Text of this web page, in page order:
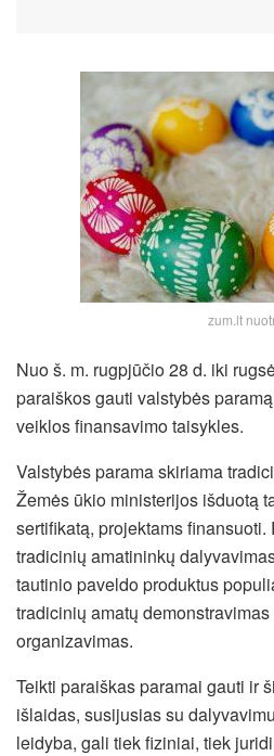
zum.lt
Nuo š. m. rugpjūčio 28 d. iki
paraiškos gauti valstybės
veiklos finansavimo taisykles.
Valstybės parama skiriama
Žemės ūkio ministerijos išduotą
sertifikatą, projektams finansuoti.
tradicinių amatininkų
tautinio paveldo produktus
tradicinių amatų
organizavimas.
Teikti paraiškas paramai gauti ir
išlaidas, susijusias su
leidyba, gali tiek fiziniai, tiek